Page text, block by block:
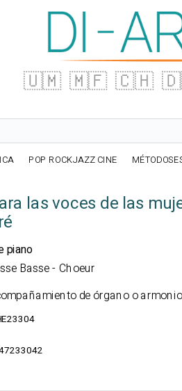
🇺🇲 🇲🇫 🇨🇭
POP ROCKJAZZ CINE
las voces de las
piano
Basse - Choeur
de órgano o